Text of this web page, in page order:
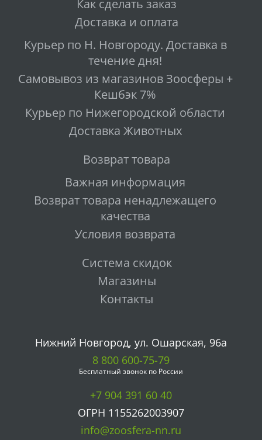
Как сделать заказ
Доставка и оплата
Курьер по Н. Новгороду. Доставка в
течение дня!
Самовывоз из магазинов Зоосферы +
Кешбэк 7%
Курьер по Нижегородской области
Доставка Животных
Возврат товара
Важная информация
Возврат товара ненадлежащего
качества
Условия возврата
Система скидок
Магазины
Контакты
Нижний Новгород, ул. Ошарская, 96а
8 800 600-75-79
Бесплатный звонок по России
+7 904 391 60 40
ОГРН 1155262003907
info@zoosfera-nn.ru